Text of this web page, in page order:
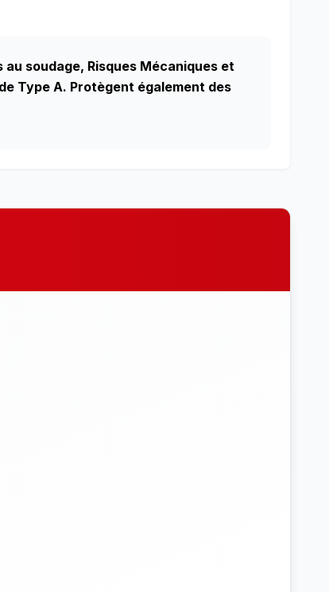
au soudage, Risques Mécaniques et
Type A. Protègent également des